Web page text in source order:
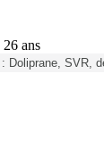
26 ans
: Doliprane, SVR,